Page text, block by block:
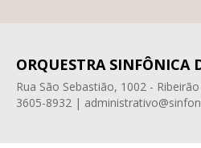
ORQUESTRA SINFÔNICA
Rua São Sebastião, 1002 -
3605-8932 |